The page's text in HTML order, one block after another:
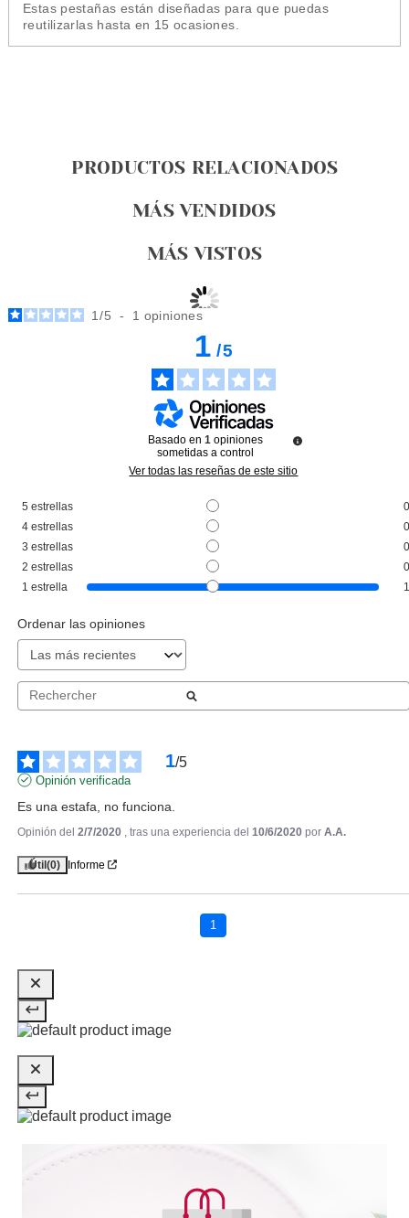
Estas pestañas están diseñadas para que puedas
reutilizarlas hasta en 15 ocasiones.
PRODUCTOS RELACIONADOS
MÁS VENDIDOS
MÁS VISTOS
ESSENCE
ESSENCE LASHES TO IMPRESS
PESTAÑAS 07 BUNDLE SINGLE
LASHES
Pvr 2.99€
desde
THUYA BROW INTENSIFIER
1 /5 - 1 opiniones
1/5
Basado en 1 opiniones
sometidas a control
Ver todas las reseñas de este sitio
5 estrellas
4 estrellas
3 estrellas
2 estrellas
1 estrella
Ordenar las opiniones
1/5
Opinión verificada
Es una estafa, no funciona.
Opinión del 2/7/2020 , tras una experiencia del 10/6/2020 por A.A.
Útil (0) Informe
1